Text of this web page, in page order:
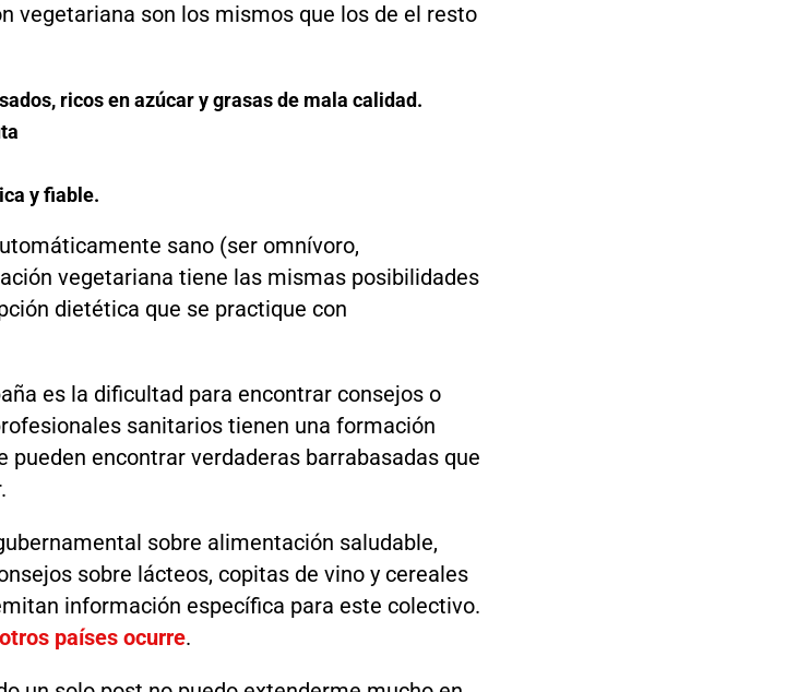
vegetariana son los mismos que los de el resto
ricos en azúcar y grasas de mala calidad.
y fiable.
sano (ser omnívoro,
vegetariana tiene las mismas posibilidades
dietética que se practique con
es la dificultad para encontrar consejos o
sanitarios tienen una formación
encontrar verdaderas barrabasadas que
sobre alimentación saludable,
sobre lácteos, copitas de vino y cereales
información específica para este colectivo.
países ocurre.